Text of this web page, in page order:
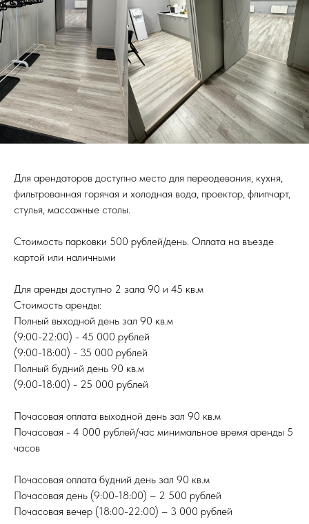
Для арендаторов доступно место для переодевания, кухня,
фильтрованная горячая и холодная вода, проектор, флипчарт,
стулья, массажные столы.
Стоимость парковки 500 рублей/день. Оплата на въезде
картой или наличными
Для аренды доступно 2 зала 90 и 45 кв.м
Стоимость аренды:
Полный выходной день зал 90 кв.м
(9:00-22:00) - 45 000 рублей
(9:00-18:00) - 35 000 рублей
Полный будний день 90 кв.м
(9:00-18:00) - 25 000 рублей
Почасовая оплата выходной день зал 90 кв.м
Почасовая - 4 000 рублей/час минимальное время аренды 5
часов
Почасовая оплата будний день зал 90 кв.м
Почасовая день (9:00-18:00) – 2 500 рублей
Почасовая вечер (18:00-22:00) – 3 000 рублей